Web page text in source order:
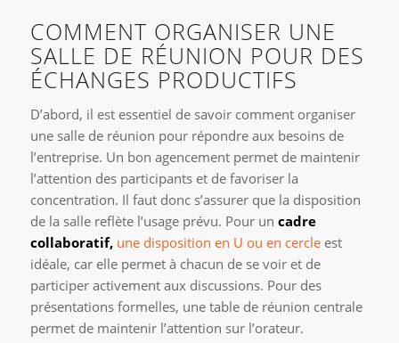
COMMENT ORGANISER UNE
SALLE DE RÉUNION POUR DES
ÉCHANGES PRODUCTIFS
D’abord, il est essentiel de savoir comment organiser
une salle de réunion pour répondre aux besoins de
l’entreprise. Un bon agencement permet de maintenir
l’attention des participants et de favoriser la
concentration. Il faut donc s’assurer que la disposition
de la salle reflète l’usage prévu. Pour un cadre
collaboratif,une disposition en U ou en cercleest
idéale, car elle permet à chacun de se voir et de
participer activement aux discussions. Pour des
présentations formelles, une table de réunion centrale
permet de maintenir l’attention sur l’orateur.